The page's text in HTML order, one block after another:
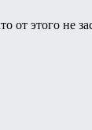
от этого не